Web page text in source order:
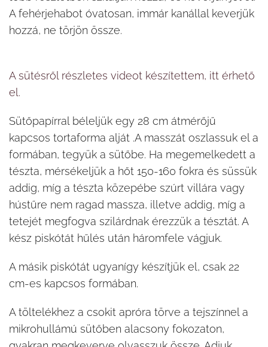
A fehérjehabot óvatosan, immár kanállal keverjük
hozzá, ne törjön össze.
A sütésről részletes videot készítettem, itt érhető
el.
Sütőpapírral béleljük egy 28 cm átmérőjű
kapcsos tortaforma alját .A masszát oszlassuk el a
formában, tegyük a sütőbe. Ha megemelkedett a
tészta, mérsékeljük a hőt 150-160 fokra és süssük
addig, míg a tészta közepébe szúrt villára vagy
hústűre nem ragad massza, illetve addig, míg a
tetejét megfogva szilárdnak érezzük a tésztát. A
kész piskótát hűlés után háromfele vágjuk.
A másik piskótát ugyanígy készítjük el, csak 22
cm-es kapcsos formában.
A töltelékhez a csokit apróra törve a tejszínnel a
mikrohullámú sütőben alacsony fokozaton,